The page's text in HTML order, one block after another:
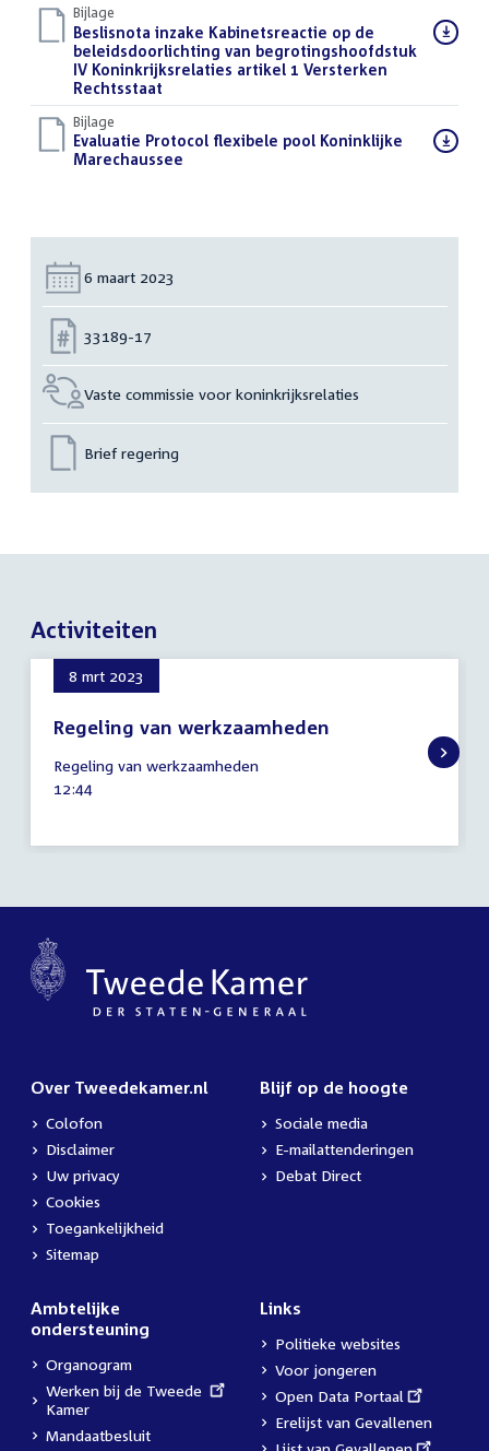
Bijlage
Download
bestand:
Beslisnota inzake Kabinetsreactie op de
beleidsdoorlichting van begrotingshoofdstuk
IV Koninkrijksrelaties artikel 1 Versterken
Rechtsstaat
Bijlage
Download
bestand:
Evaluatie Protocol flexibele pool Koninklijke
Marechaussee
Datum:
6 maart 2023
Nummer:
33189-17
Vaste commissie voor koninkrijksrelaties
Brief regering
Activiteiten
8 mrt 2023
Regeling van werkzaamheden
maart
2023
Regeling van werkzaamheden
Tijd
12:44
Over Tweedekamer.nl
Colofon
Disclaimer
Uw privacy
Cookies
Toegankelijkheid
Sitemap
Blijf op de hoogte
Sociale media
E-mailattenderingen
Debat Direct
Ambtelijke
ondersteuning
Organogram
External
link:
Werken bij de Tweede
Kamer
Mandaatbesluit
Links
Politieke websites
Voor jongeren
External
link:
Open Data Portaal
Erelijst van Gevallenen